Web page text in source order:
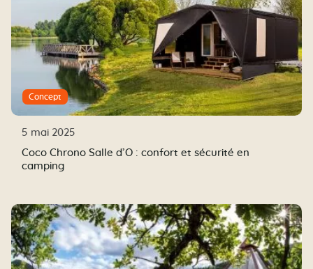
Concept
5 mai 2025
Coco Chrono Salle d’O : confort et sécurité en
camping